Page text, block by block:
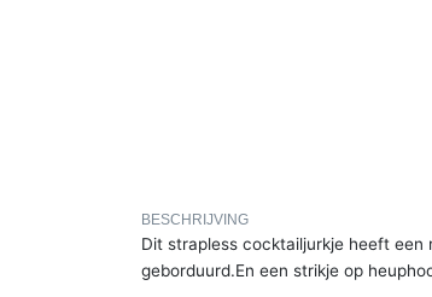
BESCHRIJVING
Dit strapless cocktailjurkje heeft
geborduurd.En een strikje op